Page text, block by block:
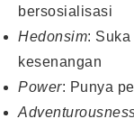
bersosialisasi
Hedonsim:
kesenangan
Power: Punya